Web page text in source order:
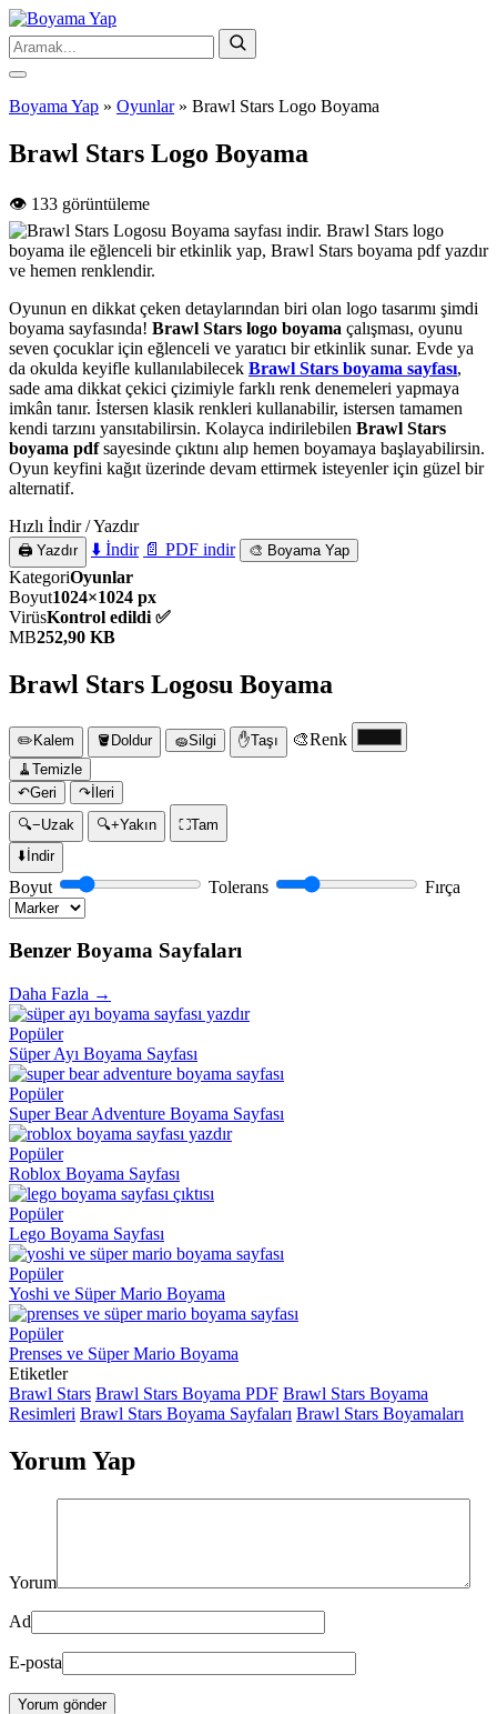
Boyama Yap » Oyunlar» Brawl Stars Logo Boyama
Brawl Stars Logo Boyama
👁️ 133 görüntüleme
Oyunun en dikkat çeken detaylarından biri olan logo tasarımı şimdi
boyama sayfasında! Brawl Stars logo boyama çalışması, oyunu
seven çocuklar için eğlenceli ve yaratıcı bir etkinlik sunar. Evde ya
da okulda keyifle kullanılabilecek Brawl Stars boyama sayfası,
sade ama dikkat çekici çizimiyle farklı renk denemeleri yapmaya
imkân tanır. İstersen klasik renkleri kullanabilir, istersen tamamen
kendi tarzını yansıtabilirsin. Kolayca indirilebilen Brawl Stars
boyama pdfsayesinde çıktını alıp hemen boyamaya başlayabilirsin.
Oyun keyfini kağıt üzerinde devam ettirmek isteyenler için güzel bir
alternatif.
Hızlı İndir / Yazdır
🖨️ Yazdır ⬇️ İndir 📄 PDF indir 🎨 Boyama Yap
KategoriOyunlar
Boyut1024×1024 px
VirüsKontrol edildi ✅
MB252,90 KB
Brawl Stars Logosu Boyama
✏️Kalem 🪣 Doldur 🧽Silgi ✋Taşı 🎨Renk
🧹 Temizle
↶Geri ↷İleri
🔍−Uzak 🔍+Yakın ⛶Tam
⬇️İndir
Boyut Tolerans Fırça
Benzer Boyama Sayfaları
Daha Fazla →
Popüler
Süper Ayı Boyama Sayfası
Popüler
Super Bear Adventure Boyama Sayfası
Popüler
Roblox Boyama Sayfası
Popüler
Lego Boyama Sayfası
Popüler
Yoshi ve Süper Mario Boyama
Popüler
Prenses ve Süper Mario Boyama
Etiketler
Brawl Stars Brawl Stars Boyama PDF Brawl Stars Boyama
Resimleri Brawl Stars Boyama Sayfaları Brawl Stars Boyamaları
Yorum Yap
Yorum
Ad
E-posta
Yorum gönder